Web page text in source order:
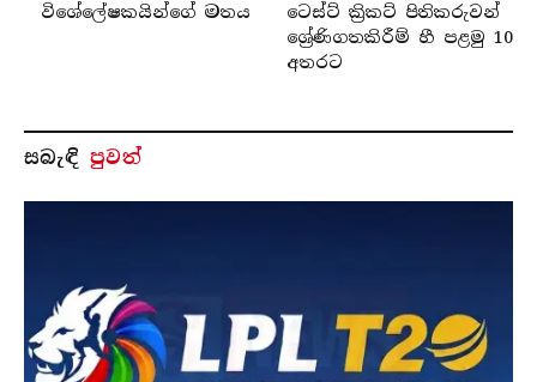
විශේලේෂකයින්ගේ මතය
ටෙස්ට් ක්‍රිකට් පිතිකරුවන්
ශ්‍රේණිගතකිරීම් හී පළමු 10
අතරට
සබැ​ඳි පුවත්